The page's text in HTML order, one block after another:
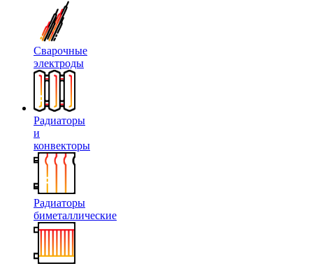
Сварочные
электроды
Радиаторы
и
конвекторы
Радиаторы
биметаллические